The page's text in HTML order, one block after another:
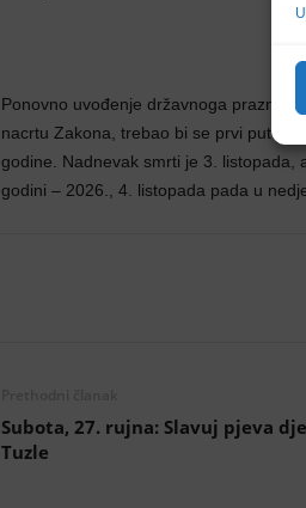
Ponovno uvođenje državnoga praznika
nacrtu Zakona, trebao bi se prvi put
godine. Nadnevak smrti je 3. listopada,
godini – 2026., 4. listopada pada u
Subota, 27. rujna: Slavuj pjeva
Tuzle